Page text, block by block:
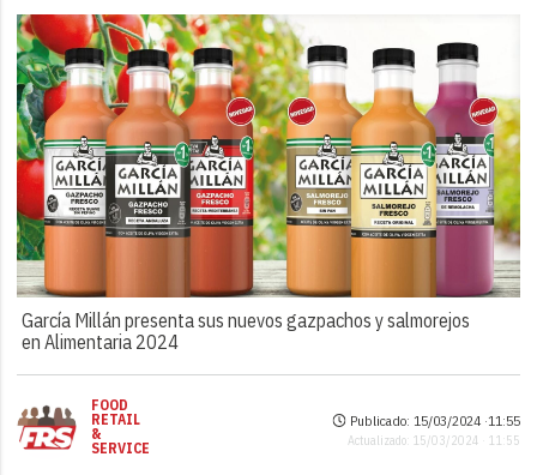
García Millán presenta sus nuevos gazpachos y salmorejos
en Alimentaria 2024
FOOD
RETAIL
&
SERVICE
Publicado: 15/03/2024 ·11:55
Actualizado: 15/03/2024 · 11:55